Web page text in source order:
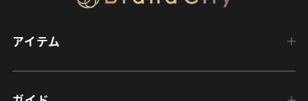
アイテム